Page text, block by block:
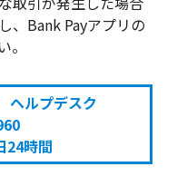
、Bank Payアプリの
ヘルプデスク
24時間